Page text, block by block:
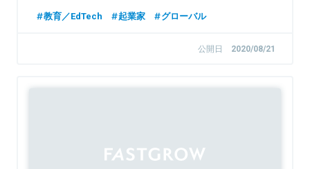
教育／EdTech 起業家 グローバル
公開日 2020/08/21